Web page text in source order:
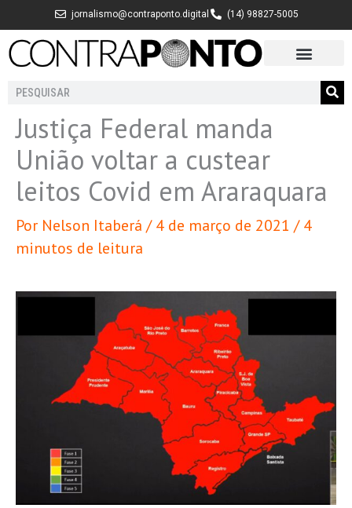
para
jornalismo@contraponto.digital (14) 98827-5005
Pesquisar
Justiça Federal manda
União voltar a custear
leitos Covid em Araraquara
Por Nelson Itaberá /4 de março de 2021 /4
minutos de leitura